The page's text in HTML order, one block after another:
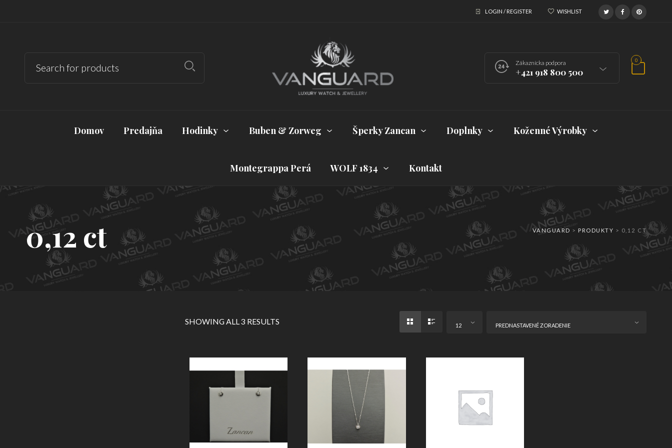
LOGIN / REGISTER WISHLIST
Zákaznícka podpora
+421 918 800 500
0
Domov Predajňa Hodinky Buben & Zorweg Šperky Zancan Doplnky Koženné Výrobky
Montegrappa Perá WOLF 1834 Kontakt
VANGUARD > PRODUKTY > 0,12 CT
0,12 ct
SHOWING ALL 3 RESULTS 12 PREDNASTAVENÉ ZORADENIE